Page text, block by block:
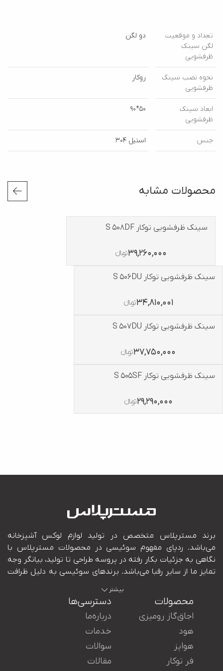
تعداد و موقعیت
لگن سینک
ظرفشویی
دو لگن
نحوه نصب سینک
ظرفشویی
روکار
ابعاد سینک
ظرفشویی
50*90
جنس استیل 304
محصولات مشابه
سینک ظرفشویی توکار S 508DF
39,260,000تومانءءء
سینک ظرفشویی توکار S 506DU
34,810,001تومانءءء
سینک ظرفشویی توکار S 507DU
37,750,000تومانءءء
سینک ظرفشویی توکار S 505SF
29,290,000تومانءءء
ایران در کنار شما هستند.
بیشتر
محصولات
اجاق‌گاز رومیزی
هود
هواپز
فر توکار
دسترسی‌ها
درباره‌ما
خدمات
سوالات
مقالات